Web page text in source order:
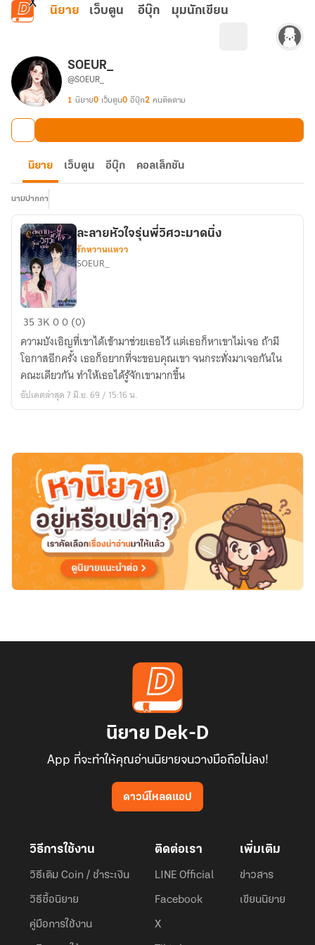
ข้ามไปยังเนื้อหาหลัก
นิยาย เว็บตูน อีบุ๊ก มุมนักเขียน
SOEUR_
@SOEUR_
1 นิยาย0 เว็บตูน0 อีบุ๊ก2 คนติดตาม
นิยาย เว็บตูน อีบุ๊ก คอลเล็กชัน
นามปากกา
ละลาย
หัวใจ
รุ่น
พี่
วิศวะ
มาด
ละลายหัวใจรุ่นพี่วิศวะมาดนิ่ง
รักหวานแหวว
SOEUR_
35 3K00 (0)
ความบังเอิญที่เขาได้เข้ามาช่วยเธอไว้ แต่เธอก็หาเขาไม่เจอ ถ้ามี
โอกาสอีกครั้ง เธอก็อยากที่จะขอบคุณเขา จนกระทั่งมาเจอกันใน
คณะเดียวกัน ทำให้เธอได้รู้จักเขามากขึ้น
อัปเดตล่าสุด 7 มิ.ย. 69 / 15:16 น.
นิยาย Dek-D
App ที่จะทำให้คุณอ่านนิยายจนวางมือถือไม่ลง!
ดาวน์โหลดแอป
วิธีการใช้งาน
วิธีเติม Coin / ชำระเงิน
วิธีซื้อนิยาย
คู่มือการใช้งาน
ติดต่อเรา
LINE Official
Facebook
X
เพิ่มเติม
ข่าวสาร
เขียนนิยาย